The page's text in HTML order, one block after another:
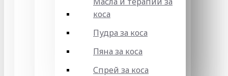
коса
Пудра за коса
Пяна за коса
Спрей за коса